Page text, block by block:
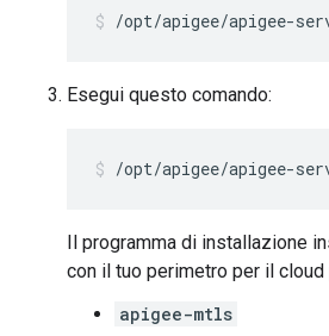
/opt/apigee/apigee-
Esegui questo comando:
/opt/apigee/apigee-
Il programma di installazione
con il tuo perimetro per il
apigee-mtls